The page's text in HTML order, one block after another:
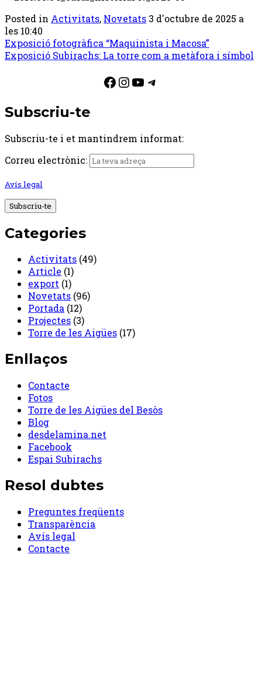
Posted in Activitats, Novetats 3 d'octubre de 2025 a
les 10:40
Post
navigation
Exposició fotogràfica “Maquinista i Macosa”
Exposició Subirachs: La torre com a metàfora i símbol
Facebook
Instagram
YouTube
Telegram
Subscriu-te
Subscriu-te i et mantindrem informat:
Correu electrònic:
Avís legal
Categories
Activitats (49)
Article (1)
export (1)
Novetats (96)
Portada (12)
Projectes (3)
Torre de les Aigües (17)
Enllaços
Contacte
Fotos
Torre de les Aigües del Besòs
Blog
desdelamina.net
Facebook
Espai Subirachs
Resol dubtes
Preguntes freqüents
Transparència
Avís legal
Contacte